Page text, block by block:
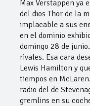
Max Verstappen ya
del dios Thor de la
implacable a sus
en el dominio
domingo 28 de
rivales. Esa cara
Lewis Hamilton y
tiempos en
radio del de
gremlins en su